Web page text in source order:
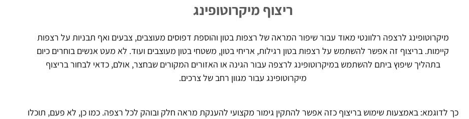
ריצוף מיקרוטופינג
מיקרוטופינג לרצפה רלוונטי מאוד עבור שיפור המראה של רצפות בטון והוספת דפוסים מעוצבים, צבעים ואף תבניות על רצפות
קיימות. בריצוף זה אפשר להשתמש על רצפות בטון רגילות, אריחי בטון, משטחי בטון מעוצבים ועוד. לא מעט אנשים בוחרים כיום
בתהליך שיפוץ ביתם להשתמש במיקרוטופינג לרצפה עבור הגינה או האזורים המקורים שבחצר, אולם, כדאי לבחור בריצוף
מיקרוטופינג עבור מגוון רחב של צרכים.
כך לדוגמא: באמצעות שימוש בריצוף כזה אפשר להתקין גימור מקצועי להענקת מראה חלק ובוהק לכל רצפה. כמו כן, לא פעם, תוכלו